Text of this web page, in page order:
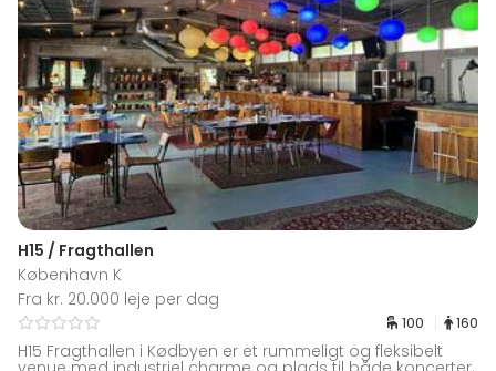
H15 / Fragthallen
København K
Fra kr. 20.000 leje per dag
100 160
H15 Fragthallen i Kødbyen er et rummeligt og fleksibelt